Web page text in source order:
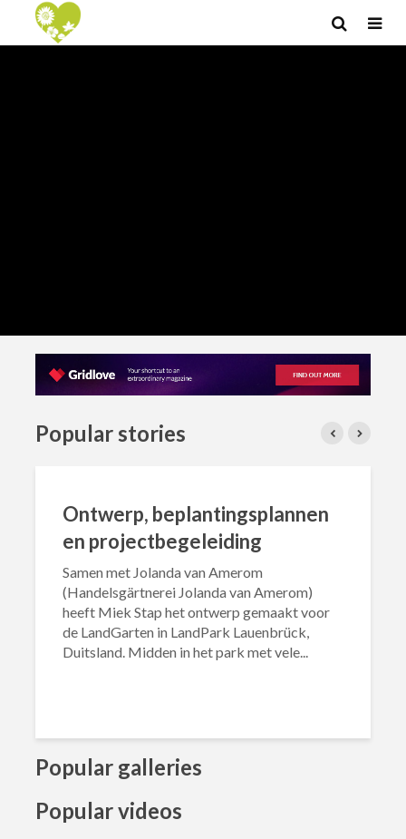
Popular stories
Ontwerp, beplantingsplannen
en projectbegeleiding
Samen met Jolanda van Amerom
(Handelsgärtnerei Jolanda van Amerom)
heeft Miek Stap het ontwerp gemaakt voor
de LandGarten in LandPark Lauenbrück,
Duitsland. Midden in het park met vele...
Popular galleries
Popular videos